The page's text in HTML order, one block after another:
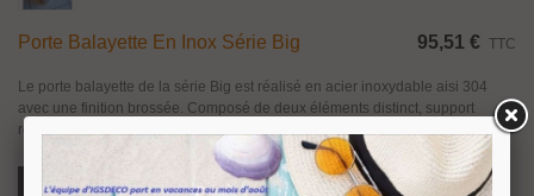
Porte Balayette En Inox Série Big 95,51 € TTC
Le porte balayette de la série Big est réalisé en acier inoxydable aisi 304
avec une finition brossée. Composé de deux éléments distinct, support
réceptacle et brosse. Il s'agit là d'un porte balayette à fixer sur la...
Ajouter Au Panier